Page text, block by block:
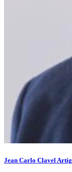
Jean Carlo Clavel